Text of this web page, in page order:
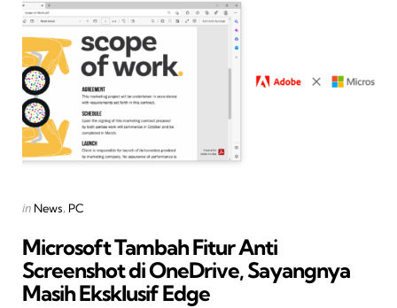
Categories
Posted
in News PC
Microsoft Tambah Fitur Anti
Screenshot di OneDrive, Sayangnya
Masih Eksklusif Edge